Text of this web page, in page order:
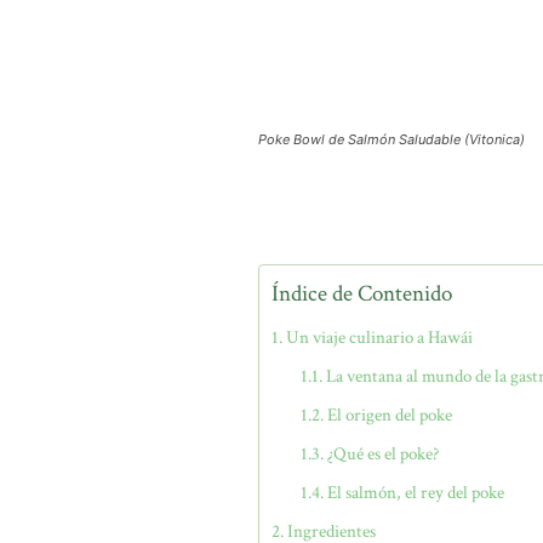
Poke Bowl de Salmón Saludable (Vitonica)
Índice de Contenido
Un viaje culinario a Hawái
La ventana al mundo de la
El origen del poke
¿Qué es el poke?
El salmón, el rey del poke
Ingredientes